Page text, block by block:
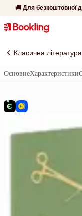
🚚 Для безкоштовної
Класична література
ОсновнеХарактеристики